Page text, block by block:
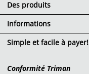
Des produits
Informations
Simple et facile à payer!
Conformité Triman